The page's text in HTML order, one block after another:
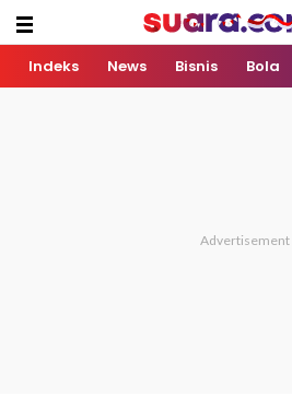
Indeks News Bisnis Bola